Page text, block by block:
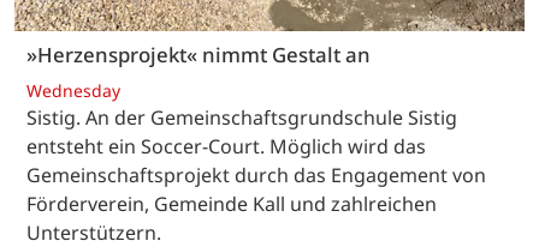
»Herzensprojekt« nimmt Gestalt an
Wednesday
Sistig. An der Gemeinschaftsgrundschule Sistig
entsteht ein Soccer-Court. Möglich wird das
Gemeinschaftsprojekt durch das Engagement von
Förderverein, Gemeinde Kall und zahlreichen
Unterstützern.